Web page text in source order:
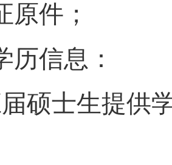
原件；
历信息：
硕士生提供